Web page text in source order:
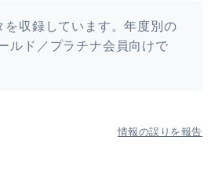
収録しています。年度別の
ルド／プラチナ会員向けで
情報の誤りを報告